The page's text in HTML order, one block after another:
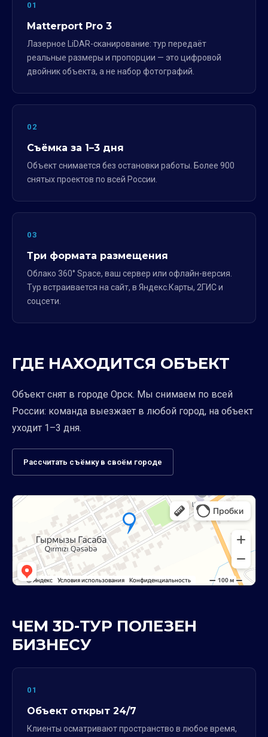
01
Matterport Pro 3
Лазерное LiDAR-сканирование: тур передаёт
реальные размеры и пропорции — это цифровой
двойник объекта, а не набор фотографий.
02
Съёмка за 1–3 дня
Объект снимается без остановки работы. Более 900
снятых проектов по всей России.
03
Три формата размещения
Облако 360° Space, ваш сервер или офлайн-версия.
Тур встраивается на сайт, в Яндекс.Карты, 2ГИС и
соцсети.
ГДЕ НАХОДИТСЯ ОБЪЕКТ
Объект снят в городе Орск. Мы снимаем по всей
России: команда выезжает в любой город, на объект
уходит 1–3 дня.
Рассчитать съёмку в своём городе
ЧЕМ 3D-ТУР ПОЛЕЗЕН
БИЗНЕСУ
01
Объект открыт 24/7
Клиенты осматривают пространство в любое время,